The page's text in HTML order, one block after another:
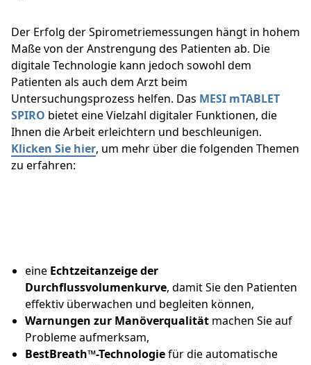
Der Erfolg der Spirometriemessungen hängt in hohem
Maße von der Anstrengung des Patienten ab. Die
digitale Technologie kann jedoch sowohl dem
Patienten als auch dem Arzt beim
Untersuchungsprozess helfen. Das MESI mTABLET
SPIRO bietet eine Vielzahl digitaler Funktionen, die
Ihnen die Arbeit erleichtern und beschleunigen.
Klicken Sie hier, um mehr über die folgenden Themen
zu erfahren:
eine Echtzeitanzeige der
Durchflussvolumenkurve, damit Sie den Patienten
effektiv überwachen und begleiten können,
Warnungen zur Manöverqualität machen Sie auf
Probleme aufmerksam,
BestBreath™-Technologiefür die automatische